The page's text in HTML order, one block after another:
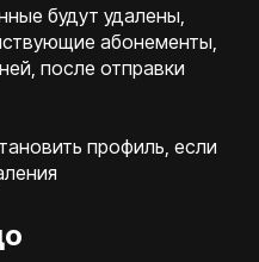
будут удалены,
абонементы,
после отправки
профиль, если